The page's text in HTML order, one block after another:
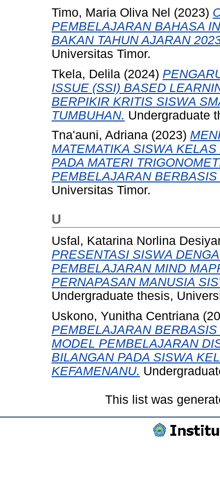
Timo, Maria Oliva Nel (2023)
PEMBELAJARAN BAHASA
BAKAN TAHUN AJARAN
Universitas Timor.
Tkela, Delila (2024)
ISSUE (SSI) BASED
BERPIKIR KRITIS SISWA
TUMBUHAN. Undergraduate
Tna'auni, Adriana (2023)
MATEMATIKA SISWA
PADA MATERI
PEMBELAJARAN
Universitas Timor.
U
Usfal, Katarina Norlina
PRESENTASI SISWA
PEMBELAJARAN MIND
PERNAPASAN MANUSIA
Undergraduate thesis,
Uskono, Yunitha Centriana
PEMBELAJARAN
MODEL PEMBELAJARAN
BILANGAN PADA SISWA
KEFAMENANU.
This list was